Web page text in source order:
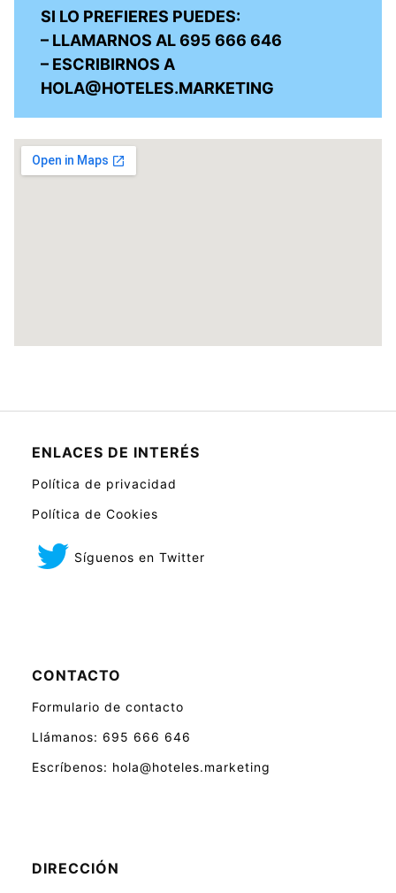
SI LO PREFIERES PUEDES:
– LLAMARNOS AL 695 666 646
– ESCRIBIRNOS A
HOLA@HOTELES.MARKETING
ENLACES DE INTERÉS
Política de privacidad
Política de Cookies
Síguenos en Twitter
CONTACTO
Formulario de contacto
Llámanos: 695 666 646
Escríbenos: hola@hoteles.marketing
DIRECCIÓN